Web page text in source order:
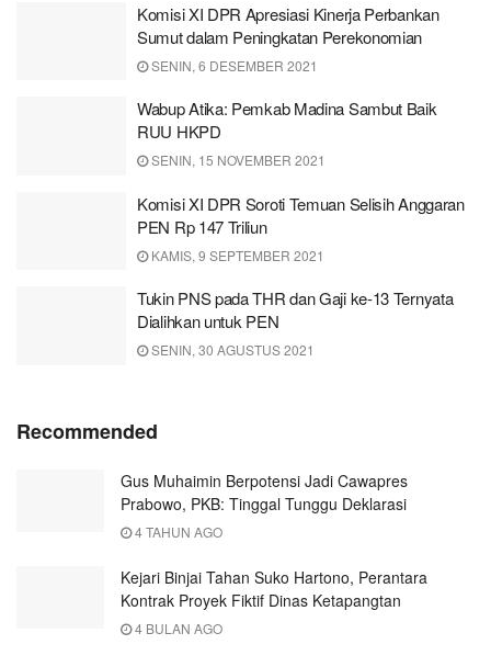
Komisi XI DPR Apresiasi Kinerja Perbankan
Sumut dalam Peningkatan Perekonomian
SENIN, 6 DESEMBER 2021
Wabup Atika: Pemkab Madina Sambut Baik
RUU HKPD
SENIN, 15 NOVEMBER 2021
Komisi XI DPR Soroti Temuan Selisih Anggaran
PEN Rp 147 Triliun
KAMIS, 9 SEPTEMBER 2021
Tukin PNS pada THR dan Gaji ke-13 Ternyata
Dialihkan untuk PEN
SENIN, 30 AGUSTUS 2021
Recommended
Gus Muhaimin Berpotensi Jadi Cawapres
Prabowo, PKB: Tinggal Tunggu Deklarasi
4 TAHUN AGO
Kejari Binjai Tahan Suko Hartono, Perantara
Kontrak Proyek Fiktif Dinas Ketapangtan
4 BULAN AGO